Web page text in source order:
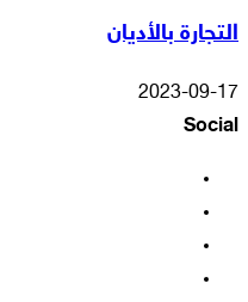
التجارة بالأديان
2023-09-17
Social